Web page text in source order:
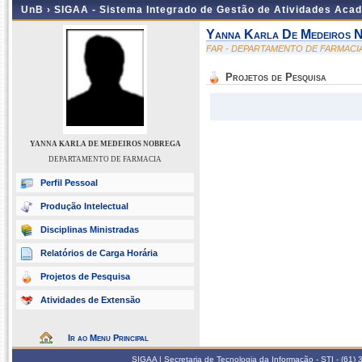
UnB › SIGAA - Sistema Integrado de Gestão de Atividades
YANNA KARLA DE MEDEIROS NOBREGA
DEPARTAMENTO DE FARMACIA
Perfil Pessoal
Produção Intelectual
Disciplinas Ministradas
Relatórios de Carga Horária
Projetos de Pesquisa
Atividades de Extensão
Ir ao Menu Principal
Yanna Karla De Medeiros
FAR - DEPARTAMENTO DE
Projetos de Pesquisa
SIGAA | Secretaria de Tecnologia da Informação - STI -